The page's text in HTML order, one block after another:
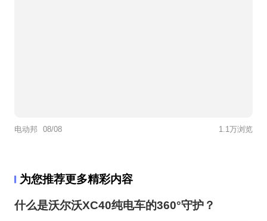
电动邦 08/08 1.1万浏览
为您推荐更多精彩内容
什么是沃尔沃XC40纯电车的360°守护？